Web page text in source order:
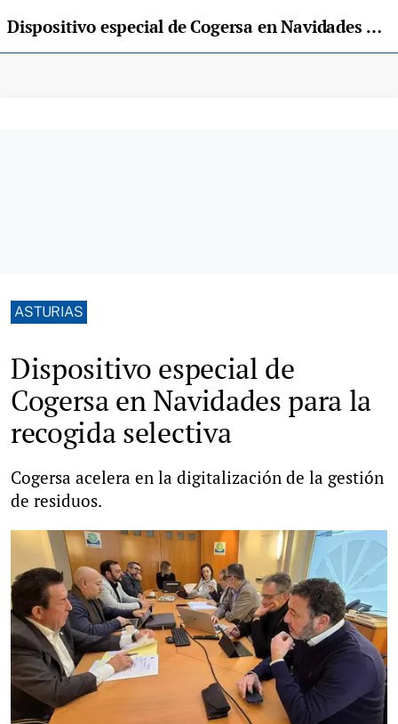
Dispositivo especial de Cogersa en Navidades para la recogida selectiva
ASTURIAS
Dispositivo especial de
Cogersa en Navidades para la
recogida selectiva
Cogersa acelera en la digitalización de la gestión
de residuos.